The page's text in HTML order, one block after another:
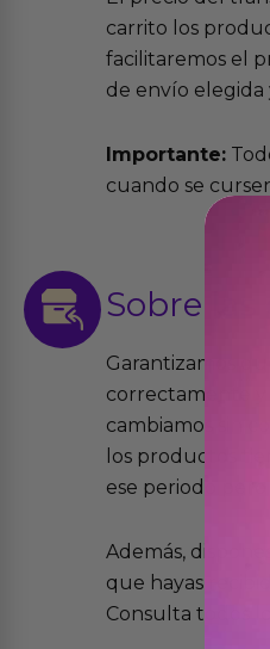
carrito los
facilitaremos el
de envío elegida
Importante:
cuando se
Sobre las
Garantizamos
correctamente
cambiamos sin
los productos
ese periodo pero
Además,
que hayas
Consulta todos